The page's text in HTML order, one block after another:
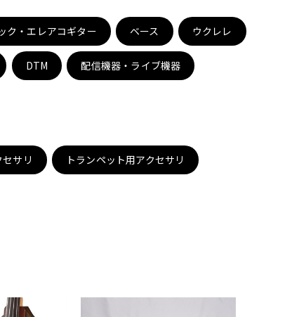
アンプ エフェクター
配信/ライブ
機器
楽器アクセサ
リ
ク・エレアコギター ベース ウクレレ
DTM 配信機器・ライブ機器
サリ トランペット用アクセサリ